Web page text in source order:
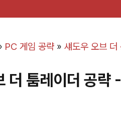
PC 게임 공략 » 섀도우 오브 더
더 툼레이더 공략